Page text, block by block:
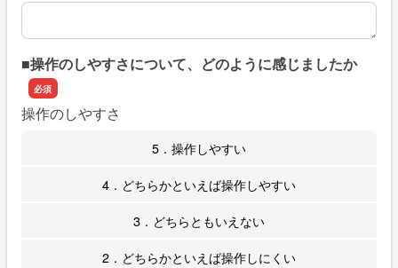
上記のように回答された具体的な理由があればご記入くだ
■操作のしやすさについて、どのように感じましたか
操作のしやすさ
5．操作しやすい
4．どちらかといえば操作しやすい
3．どちらともいえない
2．どちらかといえば操作しにくい